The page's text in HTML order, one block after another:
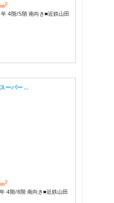
2
4階/5階 南向き■近鉄山田
ーパー …
2
4階/8階 南向き■近鉄山田